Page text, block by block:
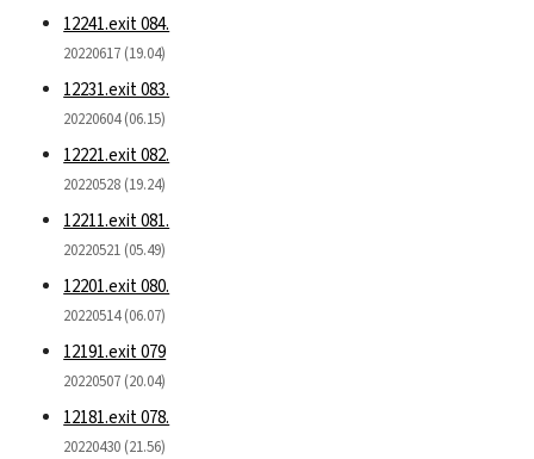
12241.exit 084.
20220617 (19.04)
12231.exit 083.
20220604 (06.15)
12221.exit 082.
20220528 (19.24)
12211.exit 081.
20220521 (05.49)
12201.exit 080.
20220514 (06.07)
12191.exit 079
20220507 (20.04)
12181.exit 078.
20220430 (21.56)